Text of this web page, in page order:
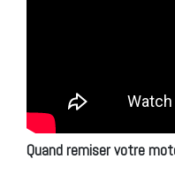
Quand remiser votre